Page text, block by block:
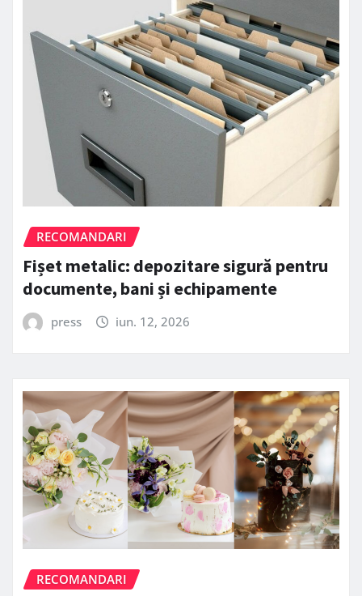
RECOMANDARI
Fișet metalic: depozitare sigură pentru
documente, bani și echipamente
press iun. 12, 2026
RECOMANDARI